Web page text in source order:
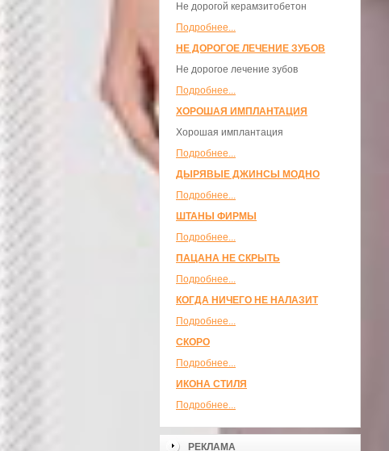
Не дорогой керамзитобетон
Подробнее...
НЕ ДОРОГОЕ ЛЕЧЕНИЕ ЗУБОВ
Не дорогое лечение зубов
Подробнее...
ХОРОШАЯ ИМПЛАНТАЦИЯ
Хорошая имплантация
Подробнее...
ДЫРЯВЫЕ ДЖИНСЫ МОДНО
Подробнее...
ШТАНЫ ФИРМЫ
Подробнее...
ПАЦАНА НЕ СКРЫТЬ
Подробнее...
КОГДА НИЧЕГО НЕ НАЛАЗИТ
Подробнее...
СКОРО
Подробнее...
ИКОНА СТИЛЯ
Подробнее...
РЕКЛАМА